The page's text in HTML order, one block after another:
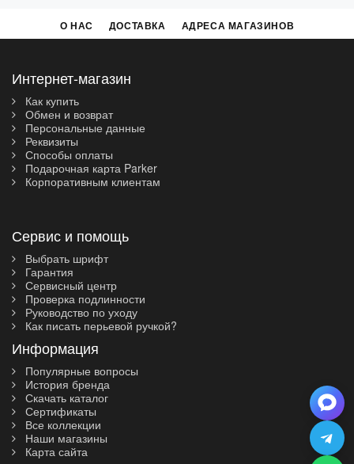
О НАС ДОСТАВКА АДРЕСА МАГАЗИНОВ
Интернет-магазин
Как купить
Обмен и возврат
Персональные данные
Реквизиты
Способы оплаты
Подарочная карта Parker
Корпоративным клиентам
Сервис и помощь
Выбрать шрифт
Гарантия
Сервисный центр
Проверка подлинности
Руководство по уходу
Как писать перьевой ручкой?
Информация
Популярные вопросы
История бренда
Скачать каталог
Сертификаты
Все коллекции
Наши магазины
Карта сайта